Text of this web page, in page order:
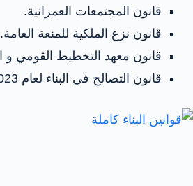
قانون المجتمعات العمرانية.
قانون نزع الملكية للمنعة العامة.
قانون معهد التخطيط القومي و
قانون التصالح في البناء لعام 2023.